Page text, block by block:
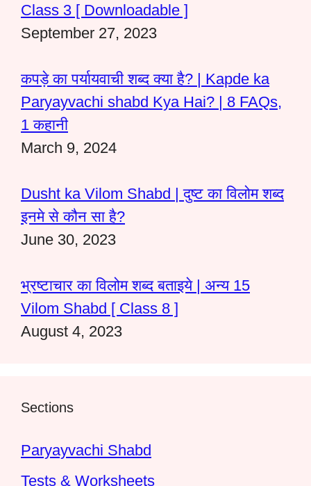
Class 3 [ Downloadable ]
September 27, 2023
कपड़े का पर्यायवाची शब्द क्या है? | Kapde ka
Paryayvachi shabd Kya Hai? | 8 FAQs,
1 कहानी
March 9, 2024
Dusht ka Vilom Shabd | दुष्ट का विलोम शब्द
इनमे से कौन सा है?
June 30, 2023
भ्रष्टाचार का विलोम शब्द बताइये | अन्य 15
Vilom Shabd [ Class 8 ]
August 4, 2023
Sections
Paryayvachi Shabd
Tests & Worksheets